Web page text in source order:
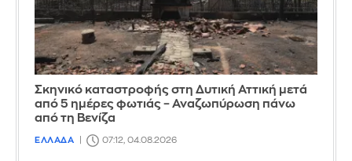
Σκηνικό καταστροφής στη Δυτική Αττική μετά
από 5 ημέρες φωτιάς – Αναζωπύρωση πάνω
από τη Βενίζα
ΕΛΛΑΔΑ 07:12, 04.08.2026